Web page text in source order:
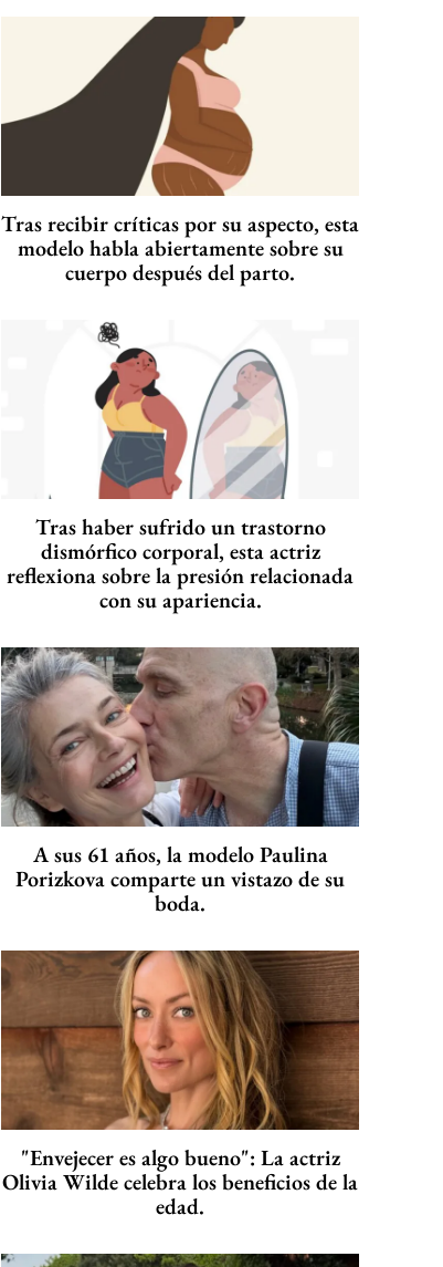
Tras recibir críticas por su aspecto, esta
modelo habla abiertamente sobre su
cuerpo después del parto.
Tras haber sufrido un trastorno
dismórfico corporal, esta actriz
reflexiona sobre la presión relacionada
con su apariencia.
A sus 61 años, la modelo Paulina
Porizkova comparte un vistazo de su
boda.
"Envejecer es algo bueno": La actriz
Olivia Wilde celebra los beneficios de la
edad.